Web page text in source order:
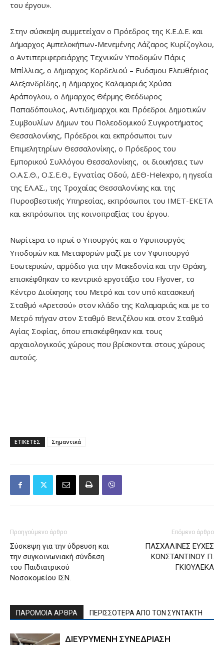
του έργου».
Στην σύσκεψη συμμετείχαν ο Πρόεδρος της Κ.Ε.Δ.Ε. και
Δήμαρχος Αμπελοκήπων-Μενεμένης Λάζαρος Κυρίζογλου,
ο Αντιπεριφερειάρχης Τεχνικών Υποδομών Πάρις
Μπίλλιας, ο Δήμαρχος Κορδελιού – Ευόσμου Ελευθέριος
Αλεξανδρίδης, η Δήμαρχος Καλαμαριάς Χρύσα
Αράπογλου, ο Δήμαρχος Θέρμης Θεόδωρος
Παπαδόπουλος, Αντιδήμαρχοι και Πρόεδροι Δημοτικών
Συμβουλίων Δήμων του Πολεοδομικού Συγκροτήματος
Θεσσαλονίκης, Πρόεδροι και εκπρόσωποι των
Επιμελητηρίων Θεσσαλονίκης, ο Πρόεδρος του
Εμπορικού Συλλόγου Θεσσαλονίκης, οι διοικήσεις των
Ο.Α.Σ.Θ., Ο.Σ.Ε.Θ., Εγνατίας Οδού, ΔΕΘ-Helexpo, η ηγεσία
της ΕΛ.ΑΣ., της Τροχαίας Θεσσαλονίκης και της
Πυροσβεστικής Υπηρεσίας, εκπρόσωποι του ΙΜΕΤ-ΕΚΕΤΑ
και εκπρόσωποι της κοινοπραξίας του έργου.
Νωρίτερα το πρωί ο Υπουργός και ο Υφυπουργός
Υποδομών και Μεταφορών μαζί με τον Υφυπουργό
Εσωτερικών, αρμόδιο για την Μακεδονία και την Θράκη,
επισκέφθηκαν το κεντρικό εργοτάξιο του Flyover, το
Κέντρο Διοίκησης του Μετρό και τον υπό κατασκευή
Σταθμό «Αρετσού» στον κλάδο της Καλαμαριάς και με το
Μετρό πήγαν στον Σταθμό Βενιζέλου και στον Σταθμό
Αγίας Σοφίας, όπου επισκέφθηκαν και τους
αρχαιολογικούς χώρους που βρίσκονται στους χώρους
αυτούς.
ΕΤΙΚΕΤΕΣ Σημαντικά
Προηγούμενο άρθρο
Σύσκεψη για την ύδρευση και
την συγκοινωνιακή σύνδεση
του Παιδιατρικού
Νοσοκομείου ΙΣΝ.
Επόμενο άρθρο
ΠΑΣΧΑΛΙΝΕΣ ΕΥΧΕΣ
ΚΩΝΣΤΑΝΤΙΝΟΥ Π.
ΓΚΙΟΥΛΕΚΑ
ΠΑΡΟΜΟΙΑ ΑΡΘΡΑ ΠΕΡΙΣΣΟΤΕΡΑ ΑΠΟ ΤΟΝ ΣΥΝΤΑΚΤΗ
ΔΙΕΥΡΥΜΕΝΗ ΣΥΝΕΔΡΙΑΣΗ